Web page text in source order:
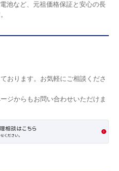
池など、元祖価格保証と安心の長
おります。お気軽にご相談くださ
ジからもお問い合わせいただけま